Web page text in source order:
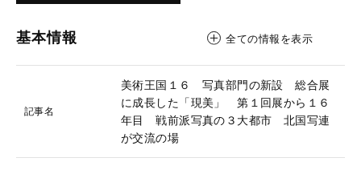
基本情報 全ての情報を表示
記事名
美術王国１６ 写真部門の新設 総合展
に成長した「現美」 第１回展から１６
年目 戦前派写真の３大都市 北国写連
が交流の場